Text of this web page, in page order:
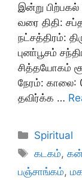
இன்று
வரை திதி:
நட்சத்திரம்:
புனா்பூசம்
சித்தயோகம்
நேரம்: காலை:
தவிர்க்க …
Categories
Spiritual
Tags
கடகம்,
பஞ்சாங்கம்,